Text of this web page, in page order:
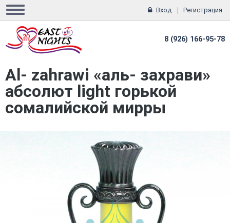
Вход Регистрация
8 (926) 166-95-78
Al- zahrawi «аль- захрави»
абсолют light горькой
сомалийской мирры